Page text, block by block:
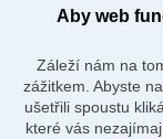
Aby web
Záleží nám na
zážitkem. Abyste
ušetřili spoustu
které vás